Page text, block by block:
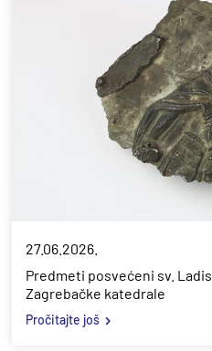
27.06.2026.
Predmeti posvećeni sv.
Zagrebačke katedrale
Pročitajte još